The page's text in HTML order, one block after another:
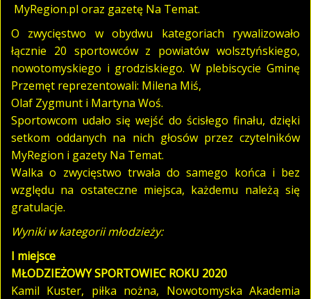
MyRegion.pl oraz gazetę Na Temat.
O zwycięstwo w obydwu kategoriach rywalizowało
łącznie 20 sportowców z powiatów wolsztyńskiego,
nowotomyskiego i grodziskiego. W plebiscycie Gminę
Przemęt reprezentowali: Milena Miś,
Olaf Zygmunt i Martyna Woś.
Sportowcom udało się wejść do ścisłego finału, dzięki
setkom oddanych na nich głosów przez czytelników
MyRegion i gazety Na Temat.
Walka o zwycięstwo trwała do samego końca i bez
względu na ostateczne miejsca, każdemu należą się
gratulacje.
Wyniki wkategorii młodzieży:
I miejsce
MŁODZIEŻOWY SPORTOWIEC ROKU 2020
Kamil Kuster, piłka nożna, Nowotomyska Akademia